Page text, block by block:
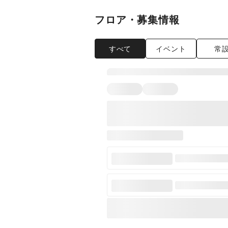
フロア・募集情報
すべて イベント 常